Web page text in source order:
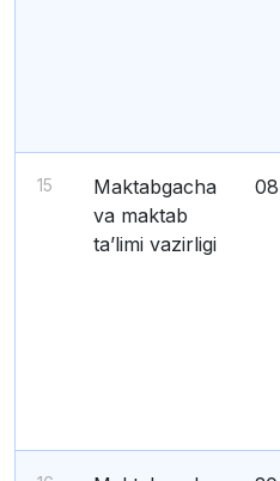
15
Maktabgacha
va maktab
ta’limi vazirligi